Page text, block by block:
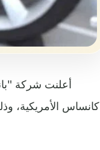
أعلنت شركة
كانساس الأمريكية،